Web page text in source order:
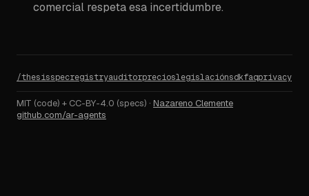
comercial respeta esa incertidumbre.
/thesisspecregistryauditorprecioslegislaciónsdkfaqprivacy
MIT (code) + CC-BY-4.0 (specs) · Nazareno Clemente
github.com/ar-agents